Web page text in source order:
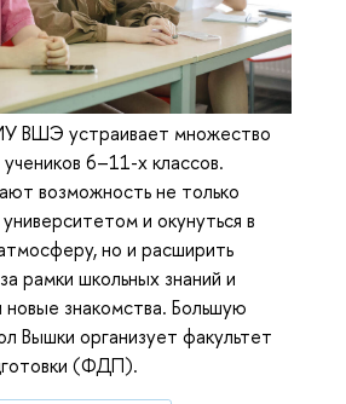
ВШЭ устраивает множество
6–11-х классов.
возможность не только
и окунуться в
но и расширить
рамки школьных знаний и
новые знакомства. Большую
Вышки организует факультет
(ФДП).